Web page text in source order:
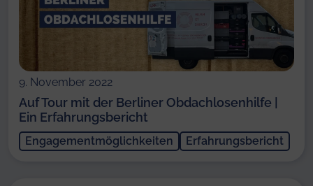
9. November 2022
Auf Tour mit der Berliner Obdachlosenhilfe |
Ein Erfahrungsbericht
Engagementmöglichkeiten Erfahrungsbericht